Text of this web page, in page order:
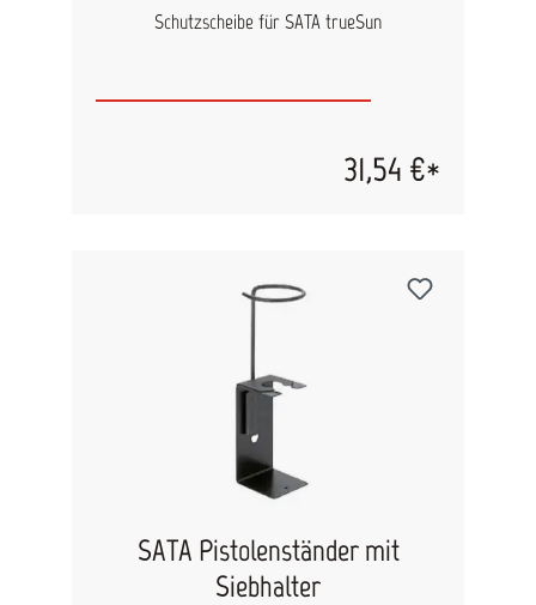
Schutzscheibe für SATA trueSun
31,54 €*
SATA Pistolenständer mit
Siebhalter